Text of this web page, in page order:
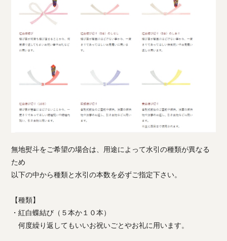
無地熨斗をご希望の場合は、用途によって水引の種類が異なる
ため
以下の中から種類と水引の本数を必ずご指定下さい。
【種類】
・紅白蝶結び（５本か１０本）
何度繰り返してもいいお祝いごとやお礼に用います。